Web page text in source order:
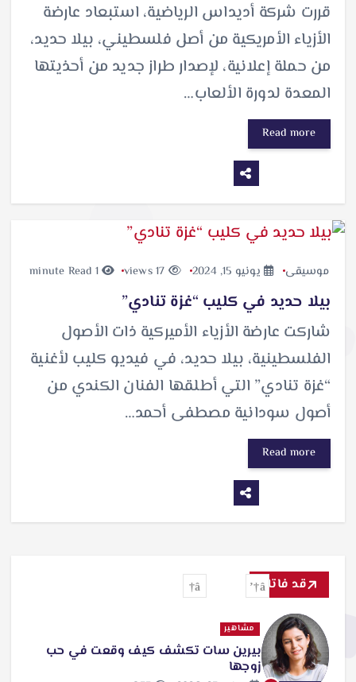
قررت شركة أديداس الرياضية، استبعاد عارضة
الأزياء الأمريكية من أصل فلسطيني، بيلا حديد،
من حملة إعلانية، لإصدار طراز جديد من أحذيتها
المعدة لدورة الألعاب…
Read more
موسيقى يونيو 15, 2024 1 minute Read
بيلا حديد في كليب “غزة تنادي”
شاركت عارضة الأزياء الأميركية ذات الأصول
الفلسطينية، بيلا حديد، في فيديو كليب لأغنية
“غزة تنادي” التي أطلقها الفنان الكندي من
أصول سودانية مصطفى أحمد…
Read more
قد فاتك
مشاهير
بيرين سات تكشف كيف وقعت في حب
زوجها